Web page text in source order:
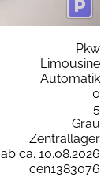
Pkw
Limousine
Automatik
0
5
Grau
Zentrallager
ab ca. 10.08.2026
cen1383076